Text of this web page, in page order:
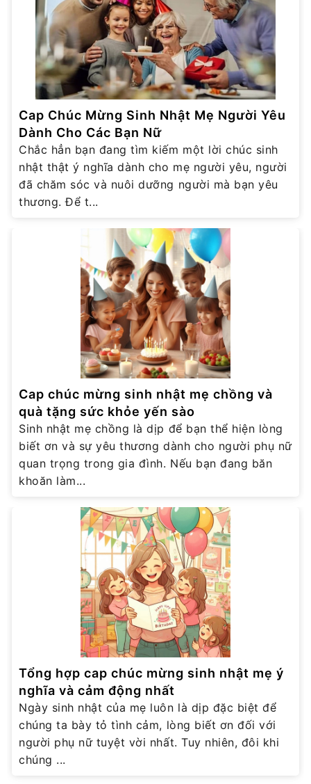
Cap Chúc Mừng Sinh Nhật Mẹ Người Yêu
Dành Cho Các Bạn Nữ
Chắc hẳn bạn đang tìm kiếm một lời chúc sinh
nhật thật ý nghĩa dành cho mẹ người yêu, người
đã chăm sóc và nuôi dưỡng người mà bạn yêu
thương. Để t...
Cap chúc mừng sinh nhật mẹ chồng và
quà tặng sức khỏe yến sào
Sinh nhật mẹ chồng là dịp để bạn thể hiện lòng
biết ơn và sự yêu thương dành cho người phụ nữ
quan trọng trong gia đình. Nếu bạn đang băn
khoăn làm...
Tổng hợp cap chúc mừng sinh nhật mẹ ý
nghĩa và cảm động nhất
Ngày sinh nhật của mẹ luôn là dịp đặc biệt để
chúng ta bày tỏ tình cảm, lòng biết ơn đối với
người phụ nữ tuyệt vời nhất. Tuy nhiên, đôi khi
chúng ...